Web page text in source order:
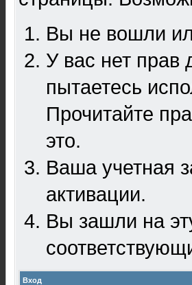
Вы не вошли
У вас нет прав
пытаетесь
Прочитайте
это.
Ваша учетная
активации.
Вы зашли на
Вход